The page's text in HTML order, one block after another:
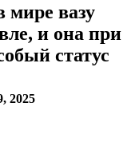
мире вазу
и она при
статус
2025